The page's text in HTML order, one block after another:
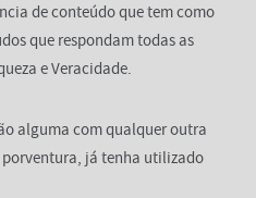
de conteúdo que tem como
que respondam todas as
e Veracidade.
alguma com qualquer outra
já tenha utilizado